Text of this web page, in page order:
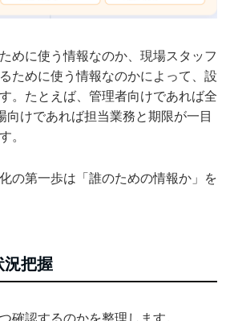
めに使う情報なのか、現場スタッフ
ために使う情報なのかによって、設
。たとえば、管理者向けであれば全
向けであれば担当業務と期限が一目
。
の第一歩は「誰のための情報か」を
況把握
確認するのかを整理します。